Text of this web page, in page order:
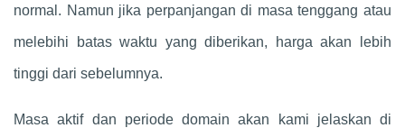
normal. Namun jika perpanjangan di masa tenggang atau
melebihi batas waktu yang diberikan, harga akan lebih
tinggi dari sebelumnya.
Masa aktif dan periode domain akan kami jelaskan di